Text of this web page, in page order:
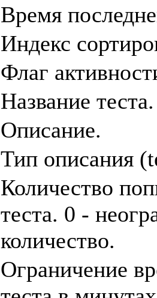
Время
Индекс
Флаг
Название теста.
Описание.
Тип описания
Количество
теста. 0 -
количество.
Ограничение